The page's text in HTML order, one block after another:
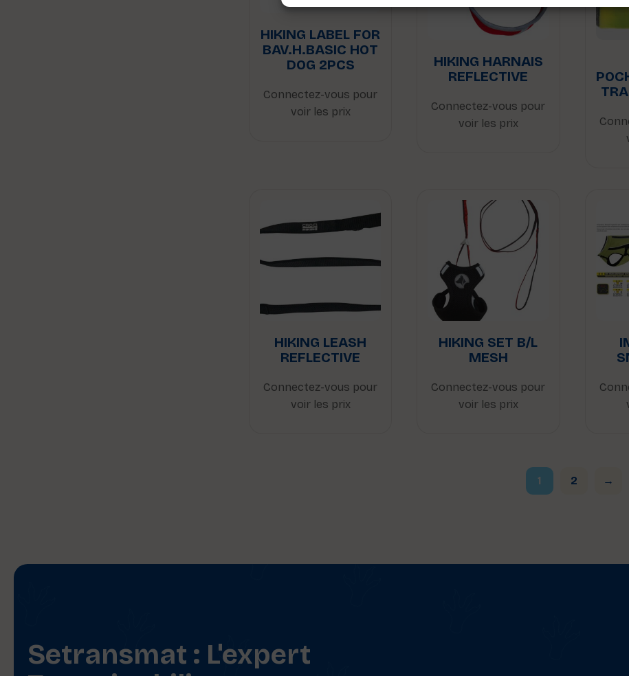
HIKING LABEL FOR
BAV.H.BASIC HOT
DOG 2PCS
Connectez-vous pour
voir les prix
HIKING HARNAIS
REFLECTIVE
Connectez-vous pour
voir les prix
HIKING LEASH
REFLECTIVE
Connectez-vous pour
voir les prix
HIKING SET B/L
MESH
Connectez-vous pour
voir les prix
1 2 →
Setransmat : L'expert